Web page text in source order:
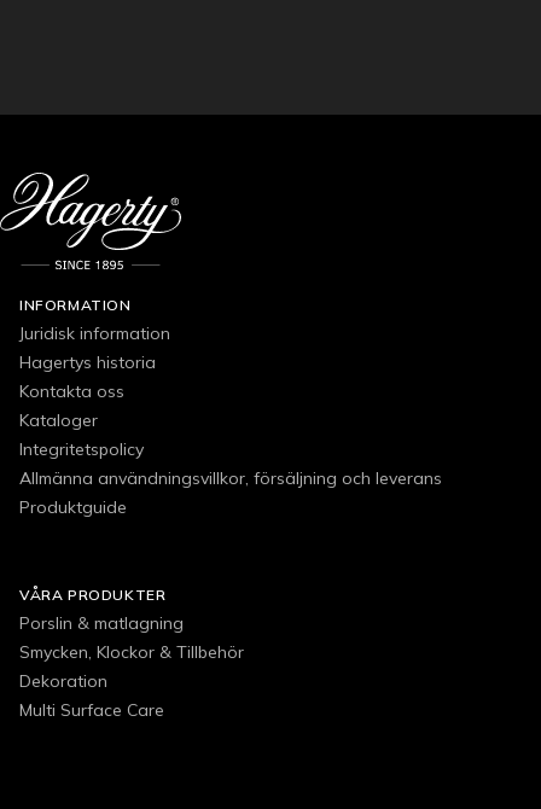
INFORMATION
Juridisk information
Hagertys historia
Kontakta oss
Kataloger
Integritetspolicy
Allmänna användningsvillkor, försäljning och leverans
Produktguide
VÅRA PRODUKTER
Porslin & matlagning
Smycken, Klockor & Tillbehör
Dekoration
Multi Surface Care